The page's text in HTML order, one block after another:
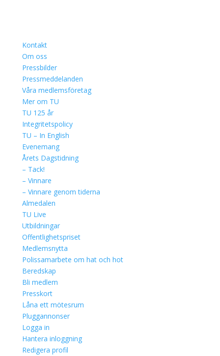
Kontakt
Om oss
Pressbilder
Pressmeddelanden
Våra medlemsföretag
Mer om TU
TU 125 år
Integritetspolicy
TU – In English
Evenemang
Årets Dagstidning
– Tack!
– Vinnare
– Vinnare genom tiderna
Almedalen
TU Live
Utbildningar
Offentlighetspriset
Medlemsnytta
Polissamarbete om hat och hot
Beredskap
Bli medlem
Presskort
Låna ett mötesrum
Pluggannonser
Logga in
Hantera inloggning
Redigera profil